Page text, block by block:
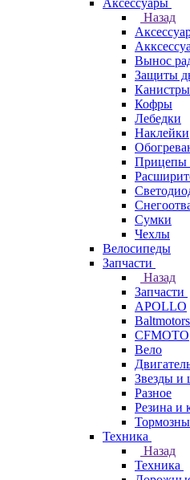
Аксессуары
Назад
Вынос
Защиты
Канистры
Кофры
Лебедки
Наклейки
Прицепы
Сумки
Чехлы
Велосипеды
Запчасти
Назад
Запчасти
APOLLO
Baltmotors
CFMOTO
Вело
Звезды и
Разное
Резина и
Техника
Назад
Техника